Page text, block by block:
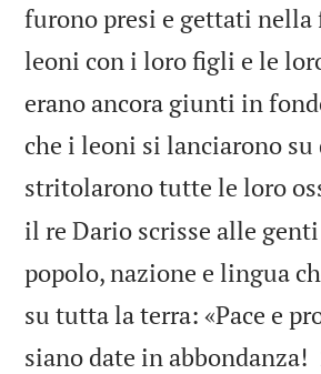
furono presi e gettati nella
leoni con i loro figli e le
erano ancora giunti in
che i leoni si lanciarono su
stritolarono tutte le loro
il re Dario scrisse alle
popolo, nazione e lingua
su tutta la terra: «Pace e
siano date in abbondanza!